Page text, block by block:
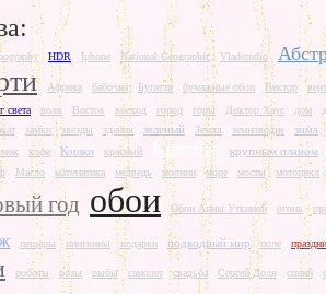
HDR Iphone National Geographic Vladstudio
Африка бабочка Бугатти бумажные обои Вектор
света
волк Восток восход город горы Доктор Хаус дом
замки звезды здания зеленый Земля земноводне зима
кофе Кошки красный Красота крупным планом
Масло математика медведь молнии море мосты мотоцикл
год обои Обои Анны Уткиной огонь
пещеры пингвины подарки подводный мир поле
роботы розы рыбы самолет свадьба Сергей Доля синий